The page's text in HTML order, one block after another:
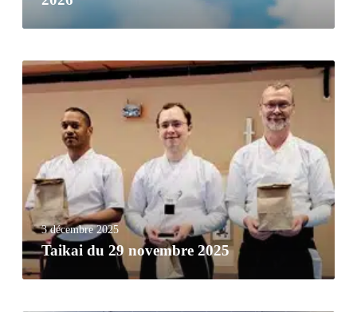
3 décembre 2025
Taikai du 29 novembre 2025